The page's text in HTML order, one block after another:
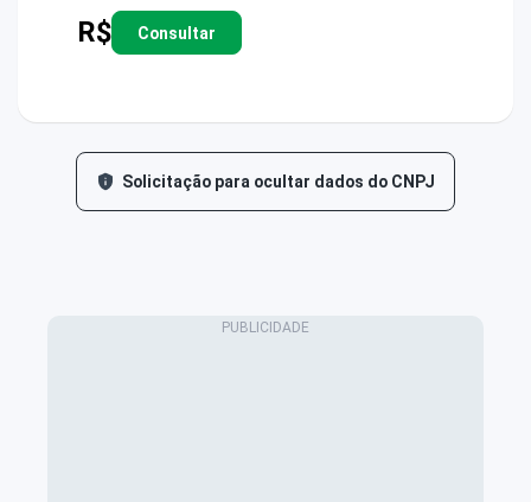
R$ Consultar
Solicitação para ocultar dados do CNPJ